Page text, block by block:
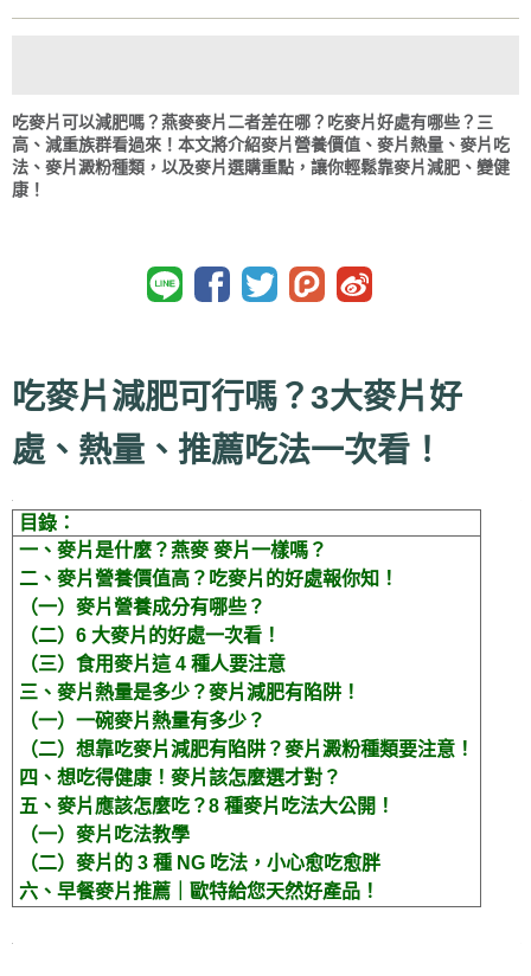
吃麥片可以減肥嗎？燕麥麥片二者差在哪？吃麥片好處有哪些？三
高、減重族群看過來！本文將介紹麥片營養價值、麥片熱量、麥片吃
法、麥片澱粉種類，以及麥片選購重點，讓你輕鬆靠麥片減肥、變健
康！
吃麥片減肥可行嗎？3大麥片好
處、熱量、推薦吃法一次看！
目錄：
一、麥片是什麼？燕麥 麥片一樣嗎？
二、麥片營養價值高？吃麥片的好處報你知！
（一）麥片營養成分有哪些？
（二）6 大麥片的好處一次看！
（三）食用麥片這 4 種人要注意
三、麥片熱量是多少？麥片減肥有陷阱！
（一）一碗麥片熱量有多少？
（二）想靠吃麥片減肥有陷阱？麥片澱粉種類要注意！
四、想吃得健康！麥片該怎麼選才對？
五、麥片應該怎麼吃？8 種麥片吃法大公開！
（一）麥片吃法教學
（二） 麥片的 3 種 NG 吃法，小心愈吃愈胖
六、早餐麥片推薦｜歐特給您天然好產品！